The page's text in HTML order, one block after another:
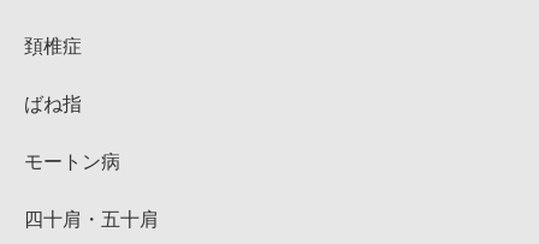
頚椎症
ばね指
モートン病
四十肩・五十肩